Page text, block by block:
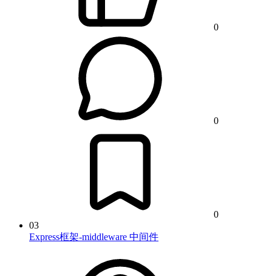
0
0
0
03
Express框架-middleware 中间件